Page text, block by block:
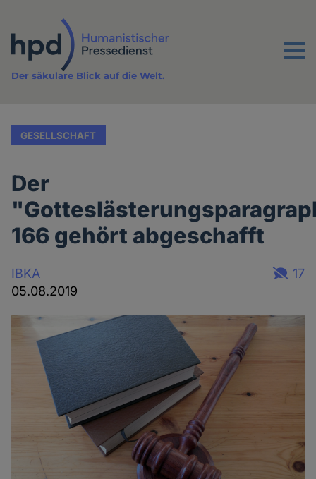
Inhalt
Menu
Der säkulare Blick auf die Welt.
GESELLSCHAFT
Der
166 gehört abgeschafft
IBKA
05.08.2019
17